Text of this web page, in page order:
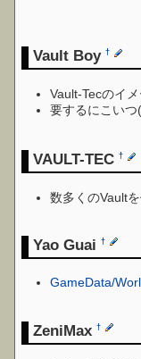
Vault Boy†
Vault-Tecのイ
要するにこいつ(
VAULT-TEC†
数多くのVault
Yao Guai†
GameData/
ZeniMax†